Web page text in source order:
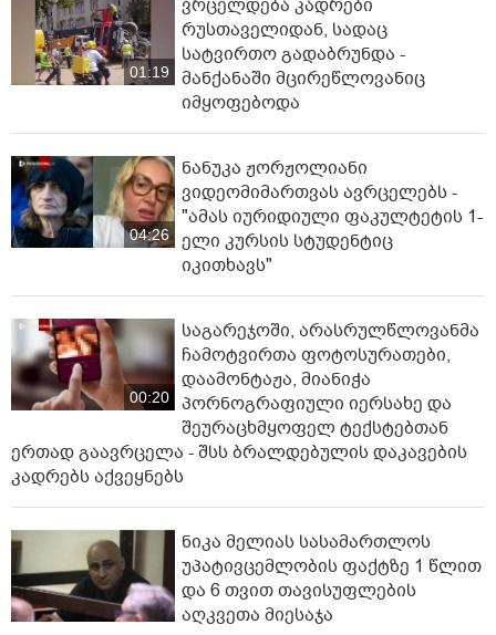
01:19
ვრცელდება კადრები
რუსთაველიდან, სადაც
სატვირთო გადაბრუნდა -
მანქანაში მცირეწლოვანიც
იმყოფებოდა
04:26
ნანუკა ჟორჟოლიანი
ვიდეომიმართვას ავრცელებს -
"ამას იურიდიული ფაკულტეტის 1-
ელი კურსის სტუდენტიც
იკითხავს"
00:20
საგარეჯოში, არასრულწლოვანმა
ჩამოტვირთა ფოტოსურათები,
დაამონტაჟა, მიანიჭა
პორნოგრაფიული იერსახე და
შეურაცხმყოფელ ტექსტებთან
ერთად გაავრცელა - შსს ბრალდებულის დაკავების
კადრებს აქვეყნებს
ნიკა მელიას სასამართლოს
უპატივცემლობის ფაქტზე 1 წლით
და 6 თვით თავისუფლების
აღკვეთა მიესაჯა